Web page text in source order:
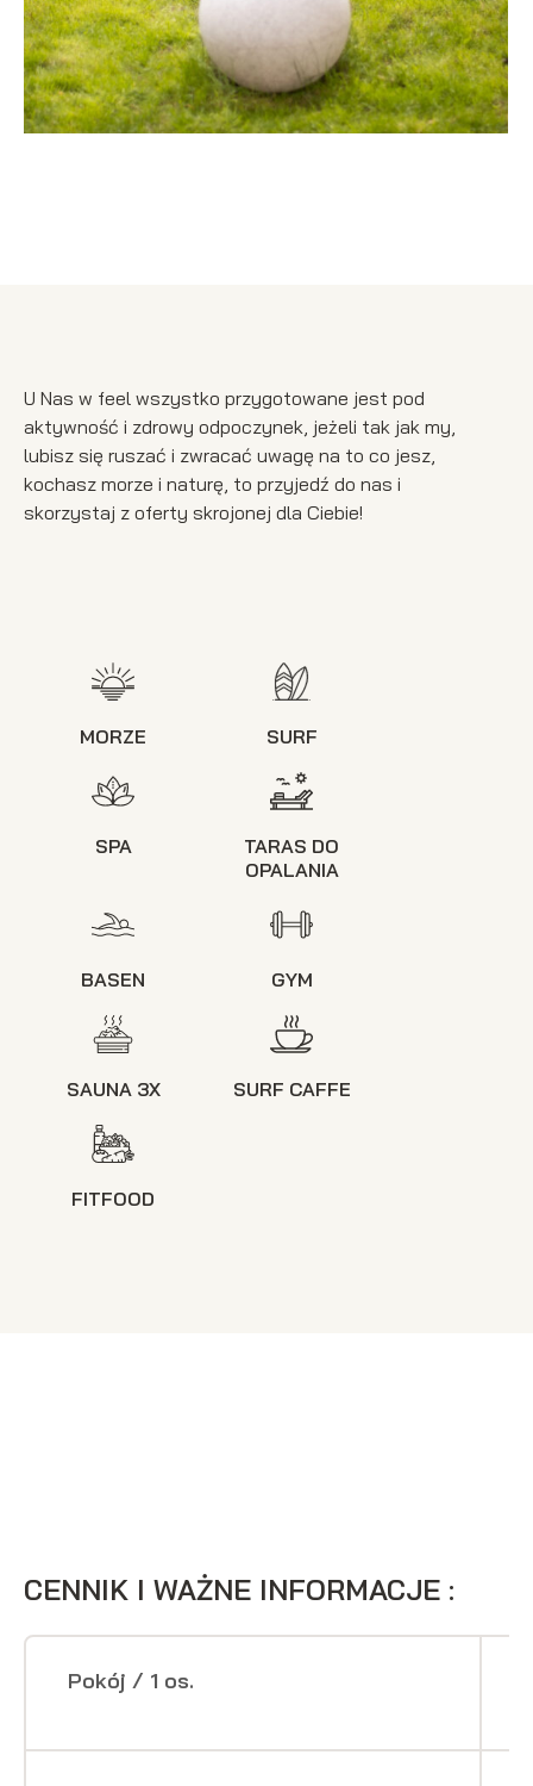
U Nas w feel wszystko przygotowane jest pod
aktywność i zdrowy odpoczynek, jeżeli tak jak my,
lubisz się ruszać i zwracać uwagę na to co jesz,
kochasz morze i naturę, to przyjedź do nas i
skorzystaj z oferty skrojonej dla Ciebie!
MORZE SURF
SPA
TARAS DO
OPALANIA
BASEN GYM
SAUNA 3X SURF CAFFE
FITFOOD
CENNIK I WAŻNE INFORMACJE :
Pokój / 1 os.